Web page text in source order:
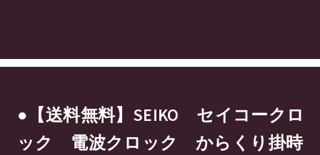
●【送料無料】SEIKO セイコークロ
ック 電波クロック からくり掛時